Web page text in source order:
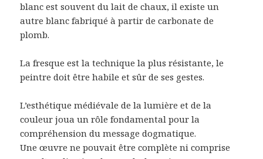
blanc est souvent du lait de chaux, il existe un
autre blanc fabriqué à partir de carbonate de
plomb.
La fresque est la technique la plus résistante, le
peintre doit être habile et sûr de ses gestes.
L’esthétique médiévale de la lumière et de la
couleur joua un rôle fondamental pour la
compréhension du message dogmatique.
Une œuvre ne pouvait être complète ni comprise